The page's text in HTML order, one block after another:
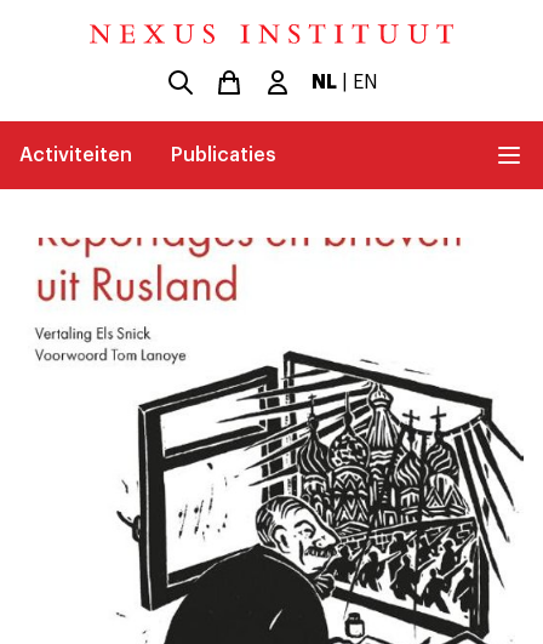
NL| EN
Activiteiten Publicaties